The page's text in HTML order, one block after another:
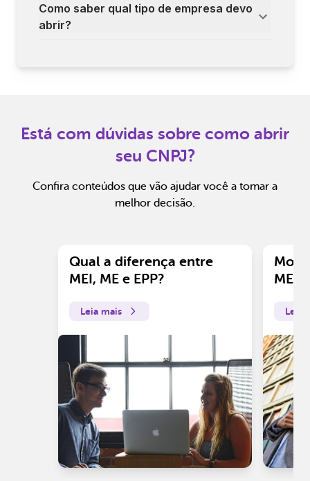
Como saber qual tipo de empresa devo
abrir?
Está com dúvidas sobre como abrir
seu CNPJ?
Confira conteúdos que vão ajudar você a tomar a
melhor decisão.
Qual a diferença entre
MEI, ME e EPP?
Leia mais
ME?
Leia